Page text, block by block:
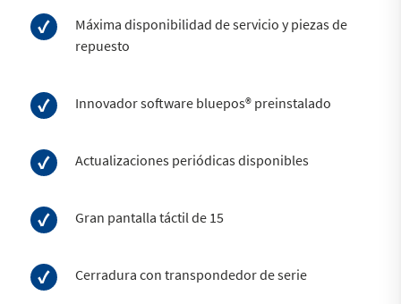
Máxima disponibilidad de servicio y piezas de
repuesto
Innovador software bluepos® preinstalado
Actualizaciones periódicas disponibles
Gran pantalla táctil de 15
Cerradura con transpondedor de serie